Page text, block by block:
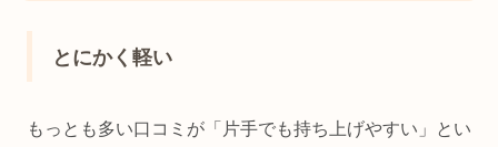
とにかく軽い
もっとも多い口コミが「片手でも持ち上げやすい」とい